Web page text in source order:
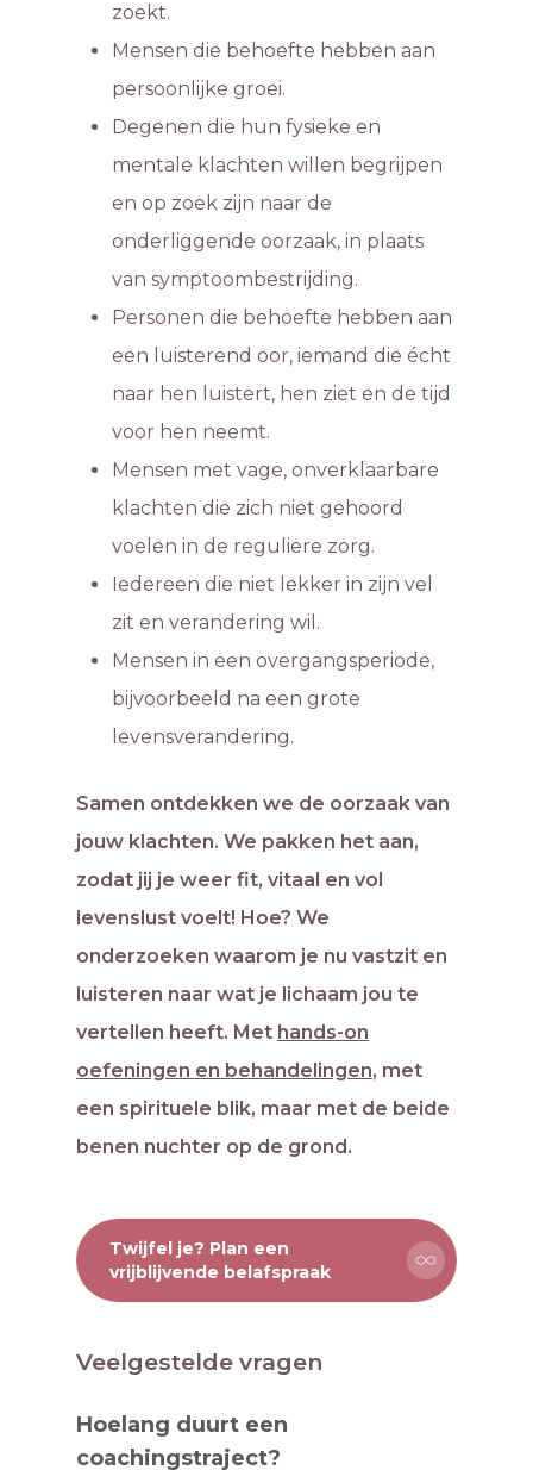
zoekt.
Mensen die behoefte hebben aan
persoonlijke groei.
Degenen die hun fysieke en
mentale klachten willen begrijpen
en op zoek zijn naar de
onderliggende oorzaak, in plaats
van symptoombestrijding.
Personen die behoefte hebben aan
een luisterend oor, iemand die écht
naar hen luistert, hen ziet en de tijd
voor hen neemt.
Mensen met vage, onverklaarbare
klachten die zich niet gehoord
voelen in de reguliere zorg.
Iedereen die niet lekker in zijn vel
zit en verandering wil.
Mensen in een overgangsperiode,
bijvoorbeeld na een grote
levensverandering.
Samen ontdekken we de oorzaak van
jouw klachten. We pakken het aan,
zodat jij je weer fit, vitaal en vol
levenslust voelt! Hoe? We
onderzoeken waarom je nu vastzit en
luisteren naar wat je lichaam jou te
vertellen heeft. Met hands-on
oefeningen en behandelingen, met
een spirituele blik, maar met de beide
benen nuchter op de grond.
Twijfel je? Plan een
vrijblijvende belafspraak
Veelgestelde vragen
Hoelang duurt een
coachingstraject?